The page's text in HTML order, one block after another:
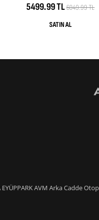
5499.99 TL6049.99 TL
AVM Arka Cadde